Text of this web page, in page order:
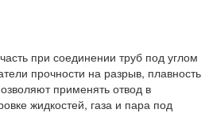
при соединении труб под углом
прочности на разрыв, плавность
применять отвод в
жидкостей, газа и пара под